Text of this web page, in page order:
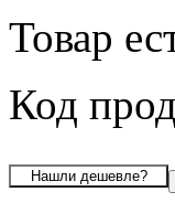
Товар
Код